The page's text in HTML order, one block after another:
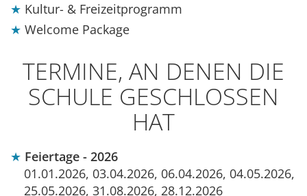
Kultur- & Freizeitprogramm
Welcome Package
TERMINE, AN DENEN DIE
SCHULE GESCHLOSSEN
HAT
Feiertage - 2026
01.01.2026, 03.04.2026, 06.04.2026, 04.05.2026,
25.05.2026, 31.08.2026, 28.12.2026